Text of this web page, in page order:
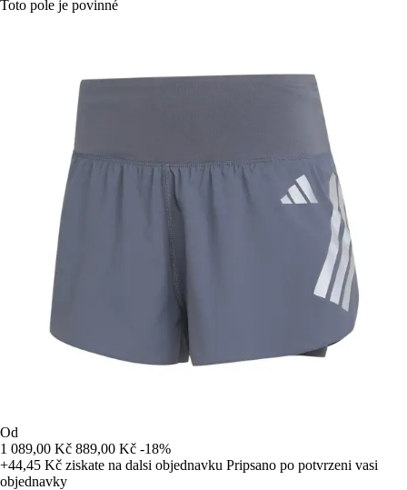
Toto pole je povinné
Od
1 089,00 Kč 889,00 Kč -18%
+44,45 Kč ziskate na dalsi objednavku Pripsano po potvrzeni vasi
objednavky